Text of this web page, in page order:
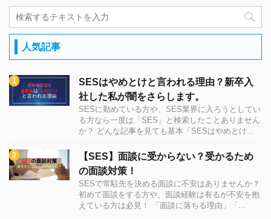
人気記事
SESはやめとけと言われる理由？新卒入
社した私が闇をさらします。
SESに勤めている方や、SES業界に入ろうとしてい
る方なら一度は「SES」と検索したことありません
か？ どんな記事を見ても基本「SESはやめとけ...
【SES】面談に受からない？受かるため
の面談対策！
SESで常駐先を決める面談に不安はありませんか？
初めて面談をする方や、面談経験は有るが不安を抱
えている方は必見！ 「面談に落ちる理由」「...